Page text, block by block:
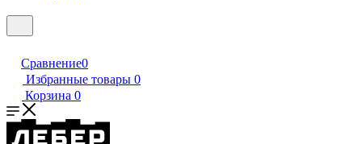
Сравнение0
Избранные товары 0
Корзина 0